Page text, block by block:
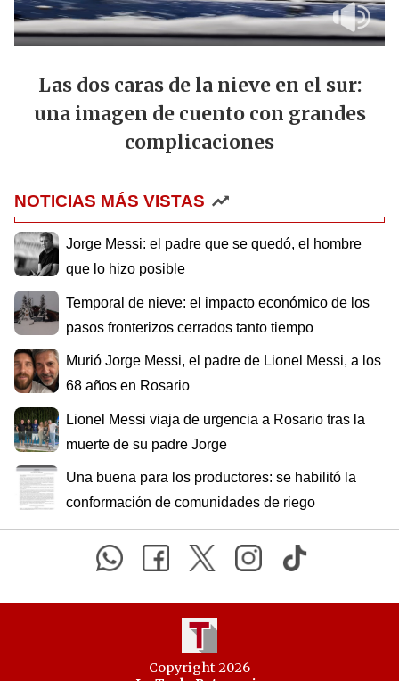
Las dos caras de la nieve en el sur:
una imagen de cuento con grandes
complicaciones
NOTICIAS MÁS VISTAS
Jorge Messi: el padre que se quedó, el hombre
que lo hizo posible
Temporal de nieve: el impacto económico de los
pasos fronterizos cerrados tanto tiempo
Murió Jorge Messi, el padre de Lionel Messi, a los
68 años en Rosario
Lionel Messi viaja de urgencia a Rosario tras la
muerte de su padre Jorge
Una buena para los productores: se habilitó la
conformación de comunidades de riego
Copyright 2026